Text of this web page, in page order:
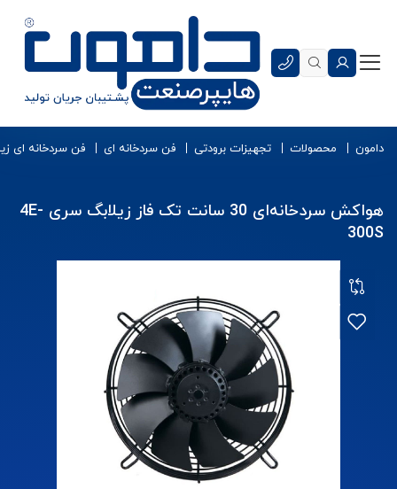
دامون محصولات تجهیزات برودتی فن سردخانه ای فن سردخانه‌ ای
هواکش سردخانه‌ای 30 سانت تک فاز زیلابگ سری 4E-
300S